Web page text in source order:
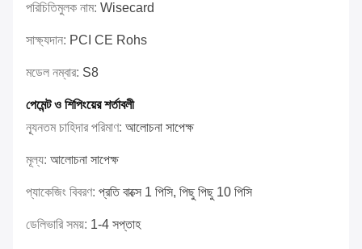
পরিচিতিমুলক নাম: Wisecard
সাক্ষ্যদান: PCI CE Rohs
মডেল নম্বার: S8
পেমেন্ট ও শিপিংয়ের শর্তাবলী
ন্যূনতম চাহিদার পরিমাণ: আলোচনা সাপেক্ষ
মূল্য: আলোচনা সাপেক্ষ
প্যাকেজিং বিবরণ: প্রতি বাক্সে 1 পিসি, পিছু পিছু 10 পিসি
ডেলিভারি সময়: 1-4 সপ্তাহ